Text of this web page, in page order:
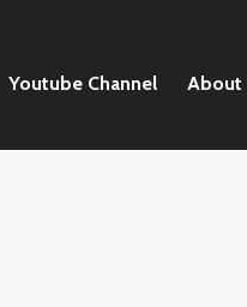
Youtube Channel About